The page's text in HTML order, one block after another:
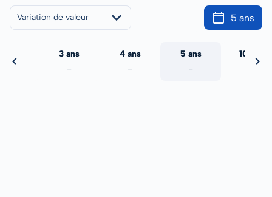
Variation de valeur 5 ans
3 ans
-
4 ans
-
5 ans
-
10 ans